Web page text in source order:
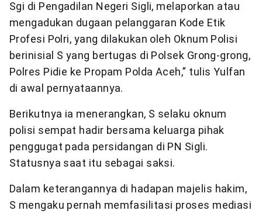
Sgi di Pengadilan Negeri Sigli, melaporkan atau
mengadukan dugaan pelanggaran Kode Etik
Profesi Polri, yang dilakukan oleh Oknum Polisi
berinisial S yang bertugas di Polsek Grong-grong,
Polres Pidie ke Propam Polda Aceh,” tulis Yulfan
di awal pernyataannya.
Berikutnya ia menerangkan, S selaku oknum
polisi sempat hadir bersama keluarga pihak
penggugat pada persidangan di PN Sigli.
Statusnya saat itu sebagai saksi.
Dalam keterangannya di hadapan majelis hakim,
S mengaku pernah memfasilitasi proses mediasi